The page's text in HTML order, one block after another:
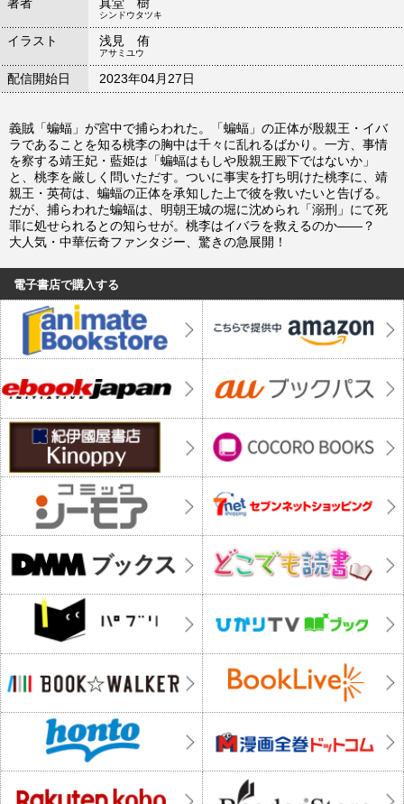
シンドウタツキ
イラスト 浅見 侑
アサミユウ
配信開始日 2023年04月27日
義賊「蝙蝠」が宮中で捕らわれた。「蝙蝠」の正体が殷親王・イバ
ラであることを知る桃李の胸中は千々に乱れるばかり。一方、事情
を察する靖王妃・藍姫は「蝙蝠はもしや殷親王殿下ではないか」
と、桃李を厳しく問いただす。ついに事実を打ち明けた桃李に、靖
親王・英荷は、蝙蝠の正体を承知した上で彼を救いたいと告げる。
だが、捕らわれた蝙蝠は、明朝王城の堀に沈められ「溺刑」にて死
罪に処せられるとの知らせが。桃李はイバラを救えるのか――？
大人気・中華伝奇ファンタジー、驚きの急展開！
電子書店で購入する